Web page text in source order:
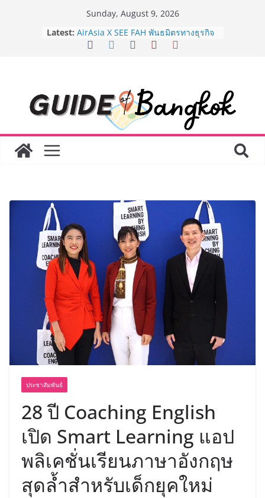
Sunday, August 9, 2026
Latest:
8.8 “ซูเลียน” รวมพลังนักธุรกิจทั่ว
ประเทศ จัดประชุมใหญ่แห่งปี พบ CEO
“ดร.ปิยะวัฒน์” ถ่ายทอดวิสัยทัศน์ธุรกิจ
อร่อย ยกเมนูระดับตำนาน “ข้าวหน้าไก่
ราชวงศ์” พุ่งทะยานสู่น่านฟ้า
BEDO เดินหน้าจัดกิจกรรมเจรจาธุรกิจ
“BIO TRADE CONNECT 2026” ยก
ระดับผลิตภัณฑ์ท้องถิ่นสู่ตลาดเชิง
ฉลองเซิร์ฟเวอร์ใหม่ เฮเลนา
Guangzhou Yinghao School เผยวิสัย
ทัศน์การศึกษาที่พร้อมรับอนาคต “เราไม่
ได้เตรียมนักเรียนเพียงเพื่อก้าวเข้าสู่
มหาวิทยาลัยเท่านั้น แต่ยังเตรียมพวก
เขาให้พร้อมเป็นผู้กำหนดอนาคต”
ประชาสัมพันธ์
28 ปี Coaching English
เปิด Smart Learning แอป
พลิเคชั่นเรียนภาษาอังกฤษ
สุดล้ำสำหรับเด็กยุคใหม่